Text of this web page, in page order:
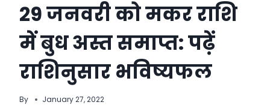
29 जनवरी को मकर राशि
में बुध अस्त समाप्त: पढ़ें
राशिनुसार भविष्यफल
By January 27, 2022